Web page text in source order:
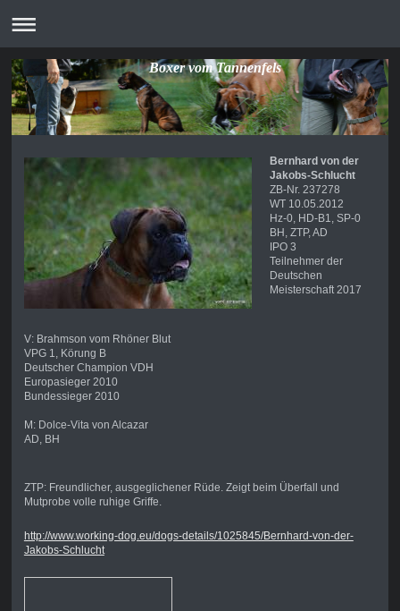
Boxer vom Tannenfels
Bernhard von der
Jakobs-Schlucht
ZB-Nr. 237278
WT 10.05.2012
Hz-0, HD-B1, SP-0
BH, ZTP, AD
IPO 3
Teilnehmer der
Deutschen
Meisterschaft 2017
V: Brahmson vom Rhöner Blut
VPG 1, Körung B
Deutscher Champion VDH
Europasieger 2010
Bundessieger 2010
M: Dolce-Vita von Alcazar
AD, BH
ZTP: Freundlicher, ausgeglichener Rüde. Zeigt beim Überfall und
Mutprobe volle ruhige Griffe.
http://www.working-dog.eu/dogs-details/1025845/Bernhard-von-der-
Jakobs-Schlucht